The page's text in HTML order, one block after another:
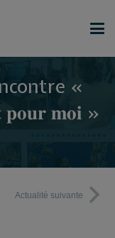
«
𝐩𝐨𝐮𝐫 𝐦𝐨𝐢 »
Actualité suivante